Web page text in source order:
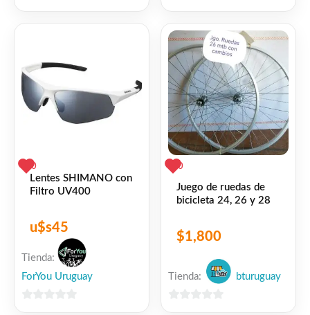
5
0
Lentes SHIMANO con
Filtro UV400
u$s45
Tienda:
ForYou Uruguay
0
Juego de ruedas de
bicicleta 24, 26 y 28
$1,800
Tienda: bturuguay